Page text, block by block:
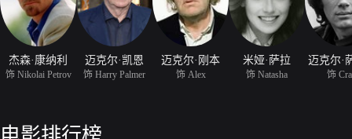
杰森·康纳利
饰 Nikolai Petrov
迈克尔·凯恩
饰 Harry Palmer
迈克尔·刚本
饰 Alex
米娅·萨拉
饰 Natasha
迈克尔·
饰